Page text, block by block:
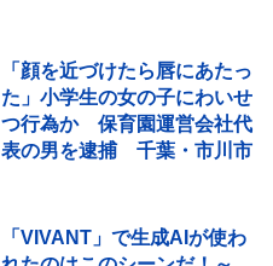
「顔を近づけたら唇にあたっ
た」小学生の女の子にわいせ
つ行為か 保育園運営会社代
表の男を逮捕 千葉・市川市
「VIVANT」で生成AIが使わ